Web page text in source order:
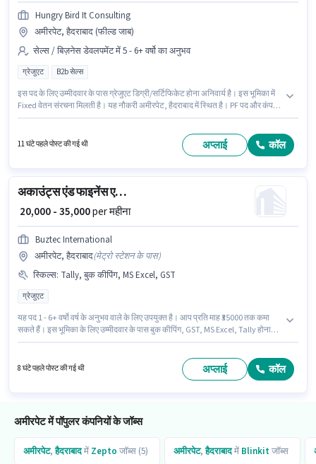
Hungry Bird It Consulting
अमीरपेट, हैदराबाद (फील्ड जाब)
सेल्स / बिज़नेस डेवलपमेंट में 5 - 6+ वर्षो का अनुभव
ग्रेजुएट B2b सेल्स
इस पद के लिए उम्मीदवार के पास ग्रेजुएट डिग्री/सर्टिफिकेट होना अनिवार्य है। इस भूमिका में
Fixed वेतन संरचना मिलती है। यह नौकरी अमीरपेट, हैदराबाद में स्थित है। PF पद और कंपनी
11 घंटे पहले पोस्ट की गई थी अप्लाई कॉल
अकाउंट्स एंड फाइनेंस एग्जीक्यूटिव
₹ 20,000 - 35,000per महीना
Buztec International
अमीरपेट, हैदराबाद(मेट्रो स्टेशन के पास)
स्किल्स: Tally, बुक कीपिंग, MS Excel, GST
ग्रेजुएट
यह पद 1 - 6+ वर्षो वर्ष के अनुभव वाले के लिए उपयुक्त है। आप प्रति माह ₹35000 तक कमा
सकते हैं। इस भूमिका के लिए उम्मीदवार के पास बुक कीपिंग, GST, MS Excel, Tally होना
है। यह नौकरी अमीरपेट, हैदराबाद में स्थित है। इस पद के लिए उम्मीदवार के पास ग्रेजुएट
8 घंटे पहले पोस्ट की गई थी अप्लाई कॉल
अमीरपेट में पॉपुलर कंपनियों के जॉब्स
अमीरपेट,हैदराबादमें Zepto जॉब्स (5) अमीरपेट,हैदराबादमें Blinkitजॉब्स